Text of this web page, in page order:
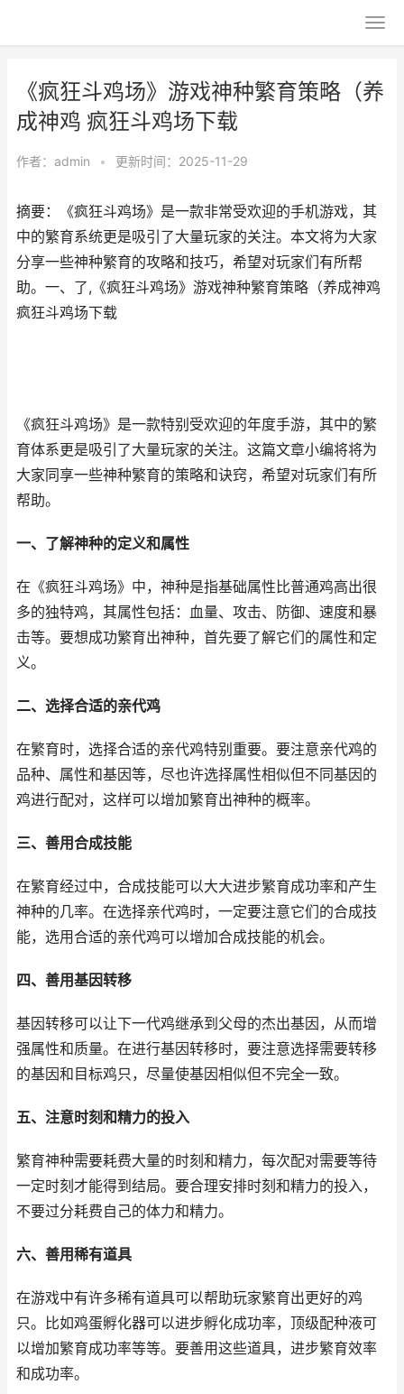
《疯狂斗鸡场》游戏神种繁育策略（养
成神鸡 疯狂斗鸡场下载
作者： admin • 更新时间：2025-11-29
摘要：《疯狂斗鸡场》是一款非常受欢迎的手机游戏，其
中的繁育系统更是吸引了大量玩家的关注。本文将为大家
分享一些神种繁育的攻略和技巧，希望对玩家们有所帮
助。一、了,《疯狂斗鸡场》游戏神种繁育策略（养成神鸡
疯狂斗鸡场下载
《疯狂斗鸡场》是一款特别受欢迎的年度手游，其中的繁
育体系更是吸引了大量玩家的关注。这篇文章小编将将为
大家同享一些神种繁育的策略和诀窍，希望对玩家们有所
帮助。
一、了解神种的定义和属性
在《疯狂斗鸡场》中，神种是指基础属性比普通鸡高出很
多的独特鸡，其属性包括：血量、攻击、防御、速度和暴
击等。要想成功繁育出神种，首先要了解它们的属性和定
义。
二、选择合适的亲代鸡
在繁育时，选择合适的亲代鸡特别重要。要注意亲代鸡的
品种、属性和基因等，尽也许选择属性相似但不同基因的
鸡进行配对，这样可以增加繁育出神种的概率。
三、善用合成技能
在繁育经过中，合成技能可以大大进步繁育成功率和产生
神种的几率。在选择亲代鸡时，一定要注意它们的合成技
能，选用合适的亲代鸡可以增加合成技能的机会。
四、善用基因转移
基因转移可以让下一代鸡继承到父母的杰出基因，从而增
强属性和质量。在进行基因转移时，要注意选择需要转移
的基因和目标鸡只，尽量使基因相似但不完全一致。
五、注意时刻和精力的投入
繁育神种需要耗费大量的时刻和精力，每次配对需要等待
一定时刻才能得到结局。要合理安排时刻和精力的投入，
不要过分耗费自己的体力和精力。
六、善用稀有道具
在游戏中有许多稀有道具可以帮助玩家繁育出更好的鸡
只。比如鸡蛋孵化器可以进步孵化成功率，顶级配种液可
以增加繁育成功率等等。要善用这些道具，进步繁育效率
和成功率。